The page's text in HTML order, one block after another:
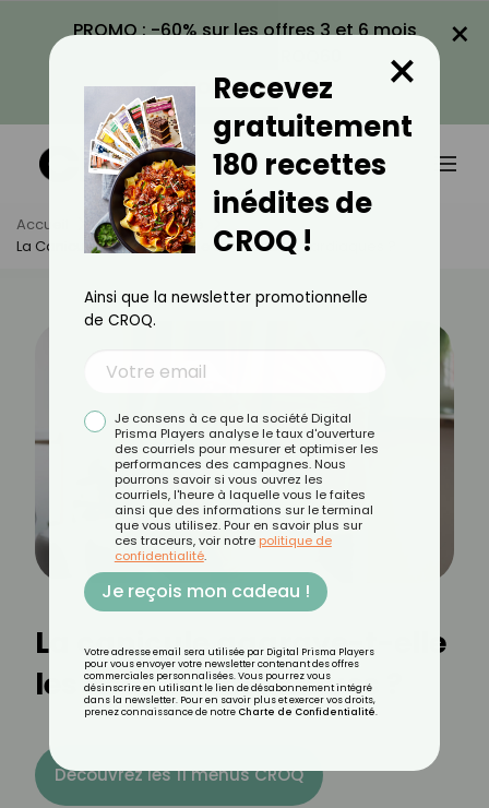
PROMO : -60% sur les offres 3 et 6 mois
VOIR LA PROMO
×
Accueil Actus
Santé
La Canicule Aggrave-T-Elle Les Risques Cardiaques ?
La canicule aggrave-t-elle
les risques cardiaques ?
Découvrez les 11 menus CROQ
Recevez
gratuitement
180 recettes
inédites de
CROQ !
×
Ainsi que la newsletter promotionnelle
de CROQ.
Je consens à ce que la société Digital
Prisma Players analyse le taux d'ouverture
des courriels pour mesurer et optimiser les
performances des campagnes. Nous
pourrons savoir si vous ouvrez les
courriels, l'heure à laquelle vous le faites
ainsi que des informations sur le terminal
que vous utilisez. Pour en savoir plus sur
ces traceurs, voir notre politique de
confidentialité.
Je reçois mon cadeau !
Votre adresse email sera utilisée par Digital Prisma Players
pour vous envoyer votre newsletter contenant des offres
commerciales personnalisées. Vous pourrez vous
désinscrire en utilisant le lien de désabonnement intégré
dans la newsletter. Pour en savoir plus et exercer vos droits,
prenez connaissance de notre Charte de Confidentialité.